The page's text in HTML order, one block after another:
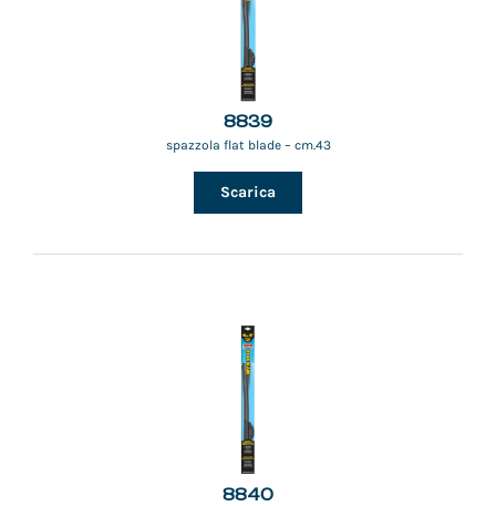
8839
spazzola flat blade – cm.43
Scarica
8840